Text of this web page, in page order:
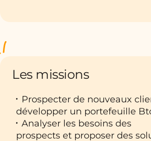
Les missions
Prospecter de nouveaux
développer un portefeuille
Analyser les besoins des
prospects et proposer des